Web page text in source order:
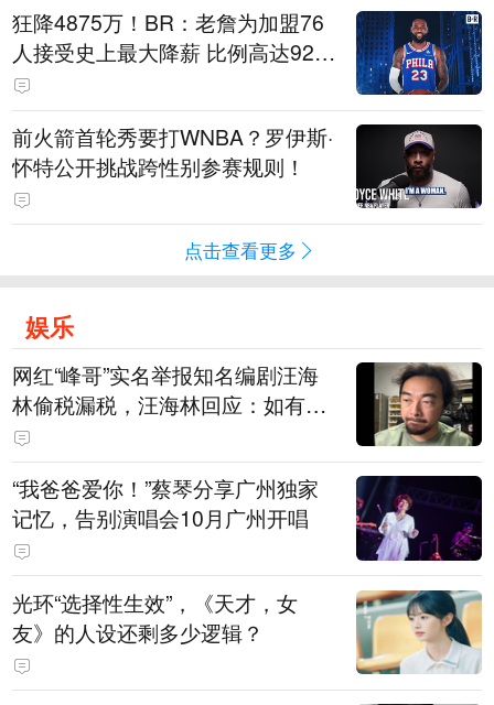
狂降4875万！BR：老詹为加盟76
人接受史上最大降薪 比例高达92.
6%
前火箭首轮秀要打WNBA？罗伊斯·
怀特公开挑战跨性别参赛规则！
点击查看更多
娱乐
网红“峰哥”实名举报知名编剧汪海
林偷税漏税，汪海林回应：如有违
法行为，相关机构自会进行评判和
处理，清者自清，无需一一回应
“我爸爸爱你！”蔡琴分享广州独家
记忆，告别演唱会10月广州开唱
光环“选择性生效”，《天才，女
友》的人设还剩多少逻辑？